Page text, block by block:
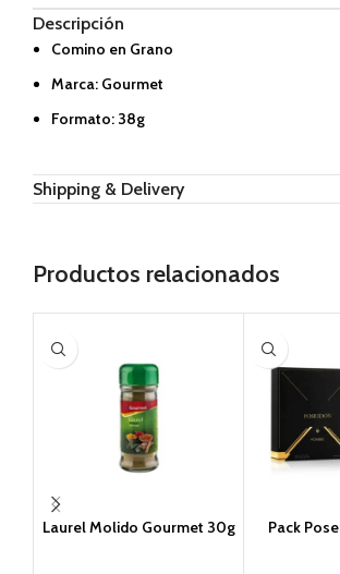
Descripción
Comino en Grano
Marca: Gourmet
Formato: 38g
Shipping & Delivery
Productos relacionados
Laurel Molido Gourmet 30g Pack